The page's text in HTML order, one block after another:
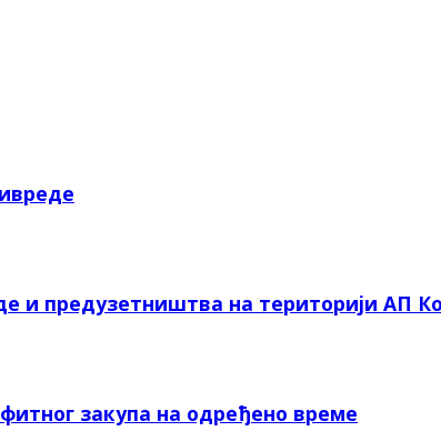
и предузетништва на територији АП
закупа на одређено време